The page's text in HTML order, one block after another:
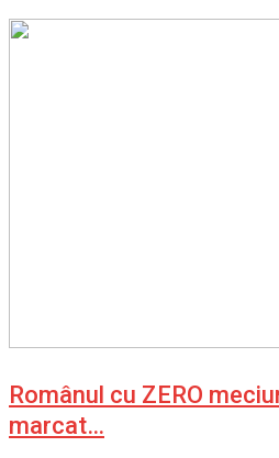
Românul cu ZERO
marcat…